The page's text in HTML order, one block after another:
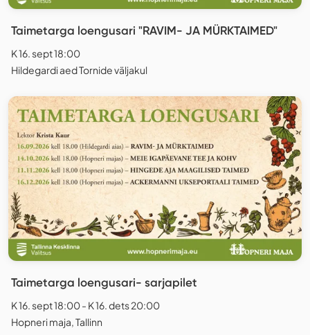
Taimetarga loengusari "RAVIM- JA MÜRKTAIMED"
K 16. sept 18:00
Hildegardi aed Tornide väljakul
Taimetarga loengusari- sarjapilet
K 16. sept 18:00 - K 16. dets 20:00
Hopneri maja, Tallinn